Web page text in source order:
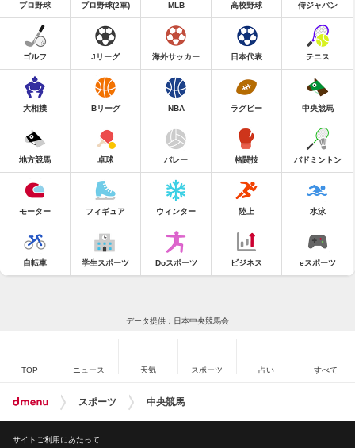
プロ野球 プロ野球(2軍) MLB 高校野球 侍ジャパン
ゴルフ Jリーグ 海外サッカー 日本代表 テニス
大相撲 Bリーグ NBA ラグビー 中央競馬
地方競馬 卓球 バレー 格闘技 バドミントン
モーター フィギュア ウィンター 陸上 水泳
自転車 学生スポーツ Doスポーツ ビジネス eスポーツ
データ提供：日本中央競馬会
TOP ニュース 天気 スポーツ 占い すべて
スポーツ 中央競馬
サイトご利用にあたって